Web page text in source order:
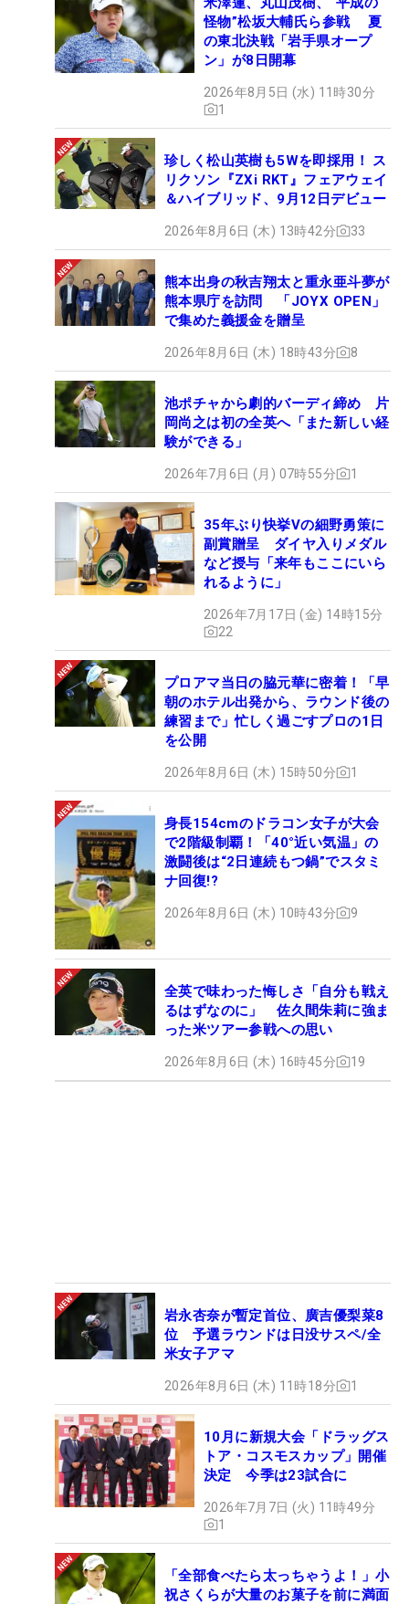
怪物”松坂大輔氏ら参戦 夏
の東北決戦「岩手県オープ
ン」が8日開幕
2026年8月5日 (水) 11時30分
1
珍しく松山英樹も5Wを即採用！ ス
リクソン『ZXi RKT』フェアウェイ
＆ハイブリッド、9月12日デビュー
2026年8月6日 (木) 13時42分 33
熊本出身の秋吉翔太と重永亜斗夢が
熊本県庁を訪問 「JOYX OPEN」
で集めた義援金を贈呈
2026年8月6日 (木) 18時43分 8
池ポチャから劇的バーディ締め 片
岡尚之は初の全英へ「また新しい経
験ができる」
2026年7月6日 (月) 07時55分 1
35年ぶり快挙Vの細野勇策に
副賞贈呈 ダイヤ入りメダル
など授与「来年もここにいら
れるように」
2026年7月17日 (金) 14時15分
22
プロアマ当日の脇元華に密着！「早
朝のホテル出発から、ラウンド後の
練習まで」忙しく過ごすプロの1日
を公開
2026年8月6日 (木) 15時50分 1
身長154cmのドラコン女子が大会
で2階級制覇！「40°近い気温」の
激闘後は“2日連続もつ鍋”でスタミ
ナ回復!?
2026年8月6日 (木) 10時43分 9
全英で味わった悔しさ「自分も戦え
るはずなのに」 佐久間朱莉に強ま
った米ツアー参戦への思い
2026年8月6日 (木) 16時45分 19
岩永杏奈が暫定首位、廣吉優梨菜8
位 予選ラウンドは日没サスペ/全
米女子アマ
2026年8月6日 (木) 11時18分 1
10月に新規大会「ドラッグス
トア・コスモスカップ」開催
決定 今季は23試合に
2026年7月7日 (火) 11時49分
1
「全部食べたら太っちゃうよ！」小
祝さくらが大量のお菓子を前に満面